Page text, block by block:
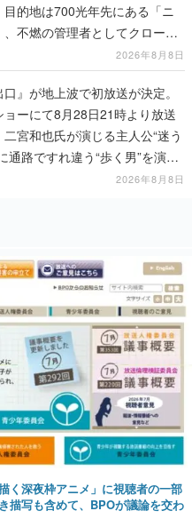
的地は700光年先にある「ニ
、不燃の管理者としてクローン
、加工して神に捧げる2026年8月8日
』が地上波で初放送が決定。
ーにて8月28日21時より放送
宮和也氏が演じる主人公“迷う
通路ですれ違う“歩く男”を演じ
2026年8月8日
く深夜枠アニメ」に視聴者の一部
描写も含めて、BPOが議論を交わ